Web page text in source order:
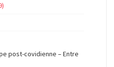
post-covidienne – Entre